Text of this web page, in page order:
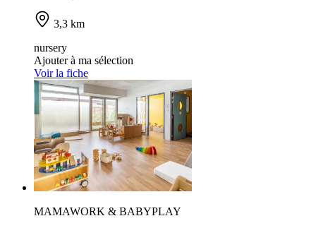
3,3 km
nursery
Ajouter à ma sélection
Voir la fiche
MAMAWORK & BABYPLAY